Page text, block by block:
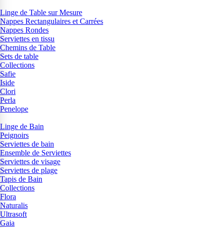
Linge de Table sur Mesure
Nappes Rectangulaires et Carrées
Nappes Rondes
Serviettes en tissu
Chemins de Table
Sets de table
Collections
Safie
Iside
Clori
Perla
Penelope
Linge de Bain
Peignoirs
Serviettes de bain
Ensemble de Serviettes
Serviettes de visage
Serviettes de plage
Tapis de Bain
Collections
Flora
Naturalis
Ultrasoft
Gaia